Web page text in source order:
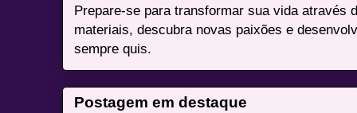
Prepare-se para transformar sua vida através
materiais, descubra novas paixões e
sempre quis.
Postagem em destaque